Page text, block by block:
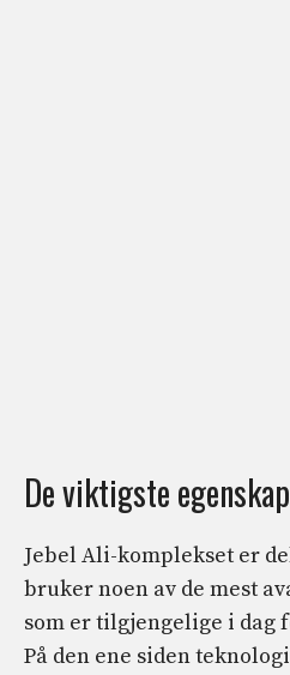
De viktigste
Jebel Ali-komplekset er
bruker noen av de mest
som er tilgjengelige i dag
På den ene siden teknologi